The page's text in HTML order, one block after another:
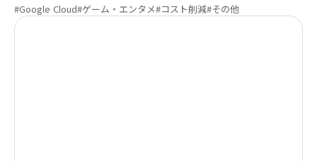
#Google Cloud#ゲーム・エンタメ#コスト削減#その他